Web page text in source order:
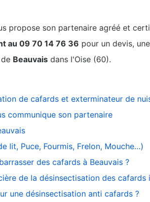
propose son partenaire agréé et
au 09 70 14 76 36 pour un devis,
Beauvais dans l'Oise (60).
de cafards et exterminateur de
communique son partenaire
lit, Puce, Fourmis, Frelon, Mouche…)
des cafards à Beauvais ?
de la désinsectisation des
une désinsectisation anti cafards ?